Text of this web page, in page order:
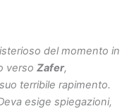
del momento in
verso Zafer,
terribile rapimento.
esige spiegazioni,